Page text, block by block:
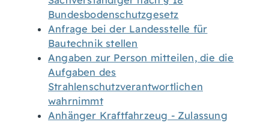
Bundesbodenschutzgesetz
Anfrage bei der Landesstelle für
Bautechnik stellen
Angaben zur Person mitteilen, die die
Aufgaben des
Strahlenschutzverantwortlichen
wahrnimmt
Anhänger Kraftfahrzeug - Zulassung